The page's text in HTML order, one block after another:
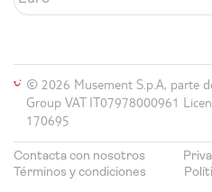
© 2026 Musement S.p.A, parte
Group VAT IT07978000961
170695
Contacta con nosotros
Términos y condiciones